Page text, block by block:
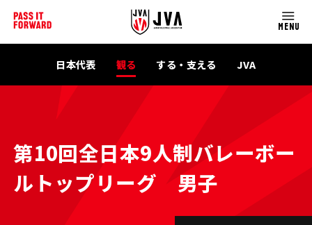
MENU
日本代表 観る する・支える JVA
第10回全日本9人制バレーボー
ルトップリーグ 男子